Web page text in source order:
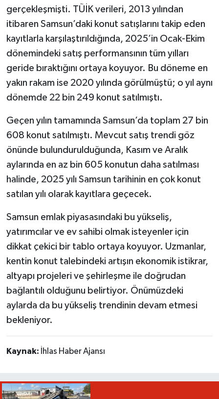
gerçekleşmişti. TÜİK verileri, 2013 yılından
itibaren Samsun’daki konut satışlarını takip eden
kayıtlarla karşılaştırıldığında, 2025’in Ocak-Ekim
dönemindeki satış performansının tüm yılları
geride bıraktığını ortaya koyuyor. Bu döneme en
yakın rakam ise 2020 yılında görülmüştü; o yıl aynı
dönemde 22 bin 249 konut satılmıştı.
Geçen yılın tamamında Samsun’da toplam 27 bin
608 konut satılmıştı. Mevcut satış trendi göz
önünde bulundurulduğunda, Kasım ve Aralık
aylarında en az bin 605 konutun daha satılması
halinde, 2025 yılı Samsun tarihinin en çok konut
satılan yılı olarak kayıtlara geçecek.
Samsun emlak piyasasındaki bu yükseliş,
yatırımcılar ve ev sahibi olmak isteyenler için
dikkat çekici bir tablo ortaya koyuyor. Uzmanlar,
kentin konut talebindeki artışın ekonomik istikrar,
altyapı projeleri ve şehirleşme ile doğrudan
bağlantılı olduğunu belirtiyor. Önümüzdeki
aylarda da bu yükseliş trendinin devam etmesi
bekleniyor.
Kaynak: İhlas Haber Ajansı